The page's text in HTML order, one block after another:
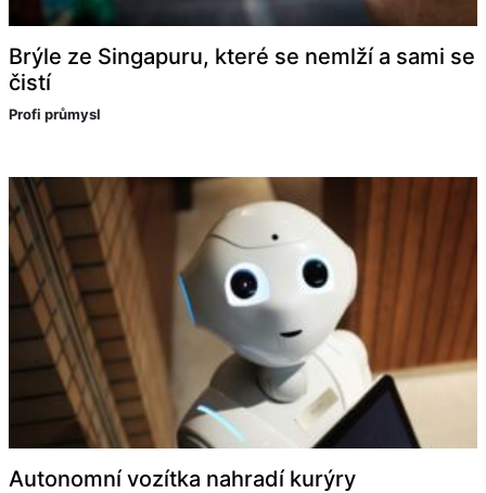
Brýle ze Singapuru, které se nemlží a sami se
čistí
Profi průmysl
Autonomní vozítka nahradí kurýry